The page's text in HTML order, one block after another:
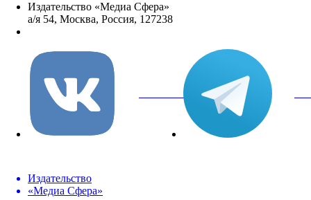
Издательство «Медиа Сфера»
а/я 54, Москва, Россия, 127238
вКонтакте
Издательство
«Медиа Сфера»